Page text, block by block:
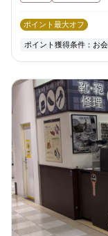
ポイント最大オフ
ポイント獲得条件：お